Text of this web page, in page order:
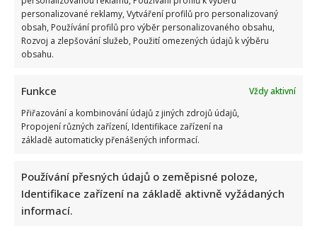
personalizované reklamy, Vytváření profilů pro personalizovaný
obsah, Používání profilů pro výběr personalizovaného obsahu,
Rozvoj a zlepšování služeb, Použití omezených údajů k výběru
obsahu.
Funkce
Vždy aktivní
Přiřazování a kombinování údajů z jiných zdrojů údajů,
Propojení různých zařízení, Identifikace zařízení na
základě automaticky přenášených informací.
Používání přesných údajů o zeměpisné poloze,
Identifikace zařízení na základě aktivně vyžádaných
informací.